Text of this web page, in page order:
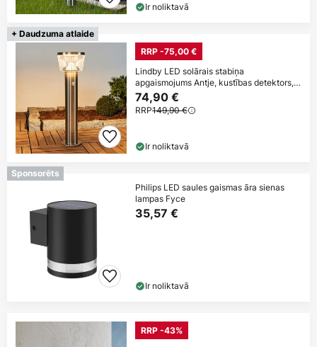
Ir noliktavā
+ Daudzuma atlaide
RRP -75,00 €
Lindby LED solārais stabiņa
apgaismojums Antje, kustības detektors,
IP44
74,90 €
RRP149,90 €
Ir noliktavā
Sponsorēts
Philips LED saules gaismas āra sienas
lampas Fyce
35,57 €
Ir noliktavā
RRP -43%